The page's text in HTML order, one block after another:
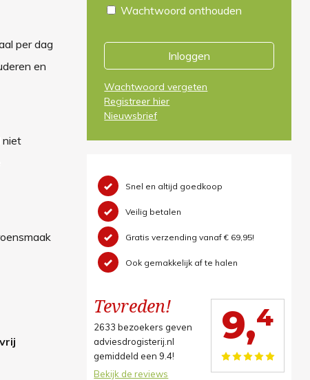
per dag
en
niet
Wachtwoord onthouden
Inloggen
Wachtwoord vergeten
Registreer hier
Nieuwsbrief
Snel en altijd goedkoop
Veilig betalen
Gratis verzending vanaf € 69,95!
Ook gemakkelijk af te halen
Tevreden!
2633 bezoekers geven
adviesdrogisterij.nl
gemiddeld een 9.4!
Bekijk de reviews
9,4